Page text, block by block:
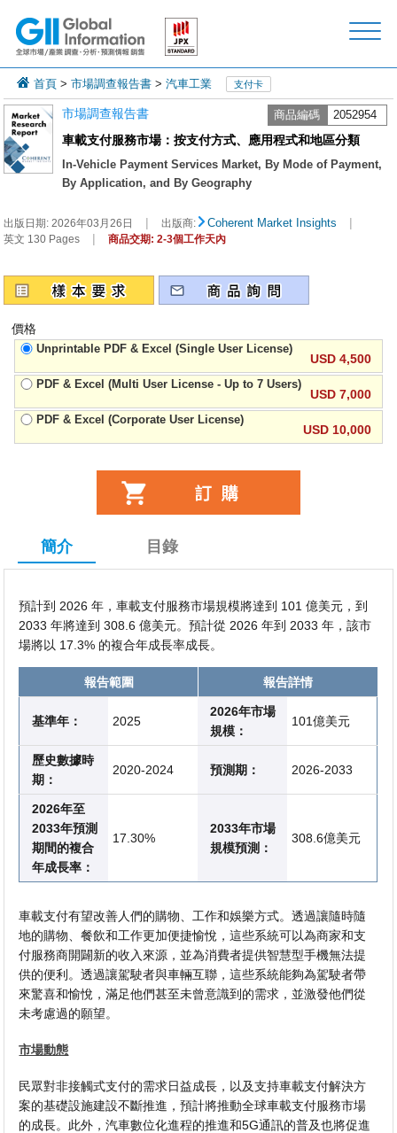
首頁 >市場調查報告書 >汽車工業 支付卡
市場調查報告書 商品編碼 2052954
車載支付服務市場：按支付方式、應用程式和地區分類
In-Vehicle Payment Services Market, By Mode of Payment,
By Application, and By Geography
出版日期:2026年03月26日 | 出版商: Coherent Market Insights |
英文 130 Pages | 商品交期: 2-3個工作天內
價格
Unprintable PDF & Excel (Single User License)
USD 4,500
PDF & Excel (Multi User License - Up to 7 Users)
USD 7,000
PDF & Excel (Corporate User License)
USD 10,000
簡介 目錄
預計到 2026 年，車載支付服務市場規模將達到 101 億美元，到
2033 年將達到 308.6 億美元。預計從 2026 年到 2033 年，該市
場將以 17.3% 的複合年成長率成長。
報告範圍 報告詳情
基準年： 2025
2026年市場
規模：
101億美元
歷史數據時
期：
2020-2024 預測期： 2026-2033
2026年至
2033年預測
期間的複合
年成長率：
17.30%
2033年市場
規模預測：
308.6億美元
車載支付有望改善人們的購物、工作和娛樂方式。透過讓隨時隨
地的購物、餐飲和工作更加便捷愉悅，這些系統可以為商家和支
付服務商開闢新的收入來源，並為消費者提供智慧型手機無法提
供的便利。透過讓駕駛者與車輛互聯，這些系統能夠為駕駛者帶
來驚喜和愉悅，滿足他們甚至未曾意識到的需求，並激發他們從
未考慮過的願望。
市場動態
民眾對非接觸式支付的需求日益成長，以及支持車載支付解決方
案的基礎設施建設不斷推進，預計將推動全球車載支付服務市場
的成長。此外，汽車數位化進程的推進和5G通訊的普及也將促進